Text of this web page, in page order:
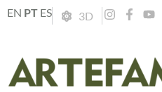
EN PT ES 3D